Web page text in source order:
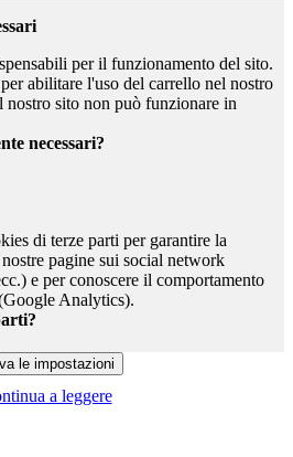
per il funzionamento del sito.
abilitare l'uso del carrello nel nostro
nostro sito non può funzionare in
necessari?
di terze parti per garantire la
pagine sui social network
e per conoscere il comportamento
Analytics).
a leggere